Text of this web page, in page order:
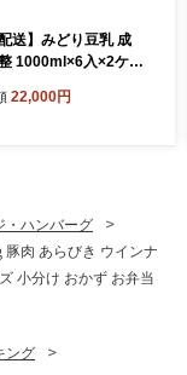
配送】みどり豆乳 成
1000ml×6入×2ケー
料 豆乳 成分無調整
22,000円
・ハンバーグ
肉 あらびき ウインナ
小分け おかず お弁当
ング